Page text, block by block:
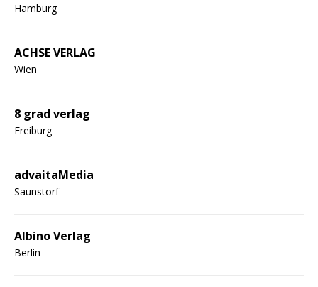
Hamburg
ACHSE VERLAG
Wien
8 grad verlag
Freiburg
advaitaMedia
Saunstorf
Albino Verlag
Berlin